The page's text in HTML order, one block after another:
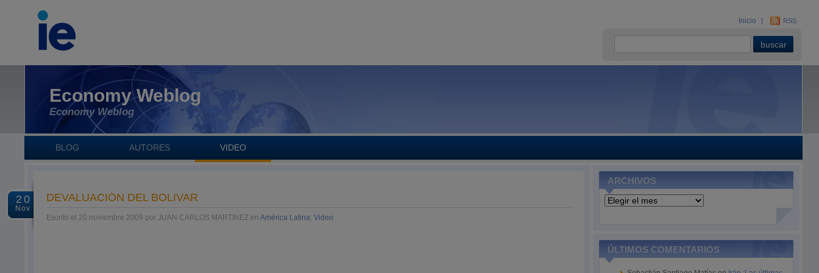
Inicio RSS
Economy Weblog
Economy Weblog
BLOG AUTORES VIDEO
20
Nov
DEVALUACIÓN DEL BOLIVAR
Escrito el 20 noviembre 2009 por JUAN CARLOS MARTINEZ enAmérica Latina,Video
ARCHIVOS
Archivos
ÚLTIMOS COMENTARIOS